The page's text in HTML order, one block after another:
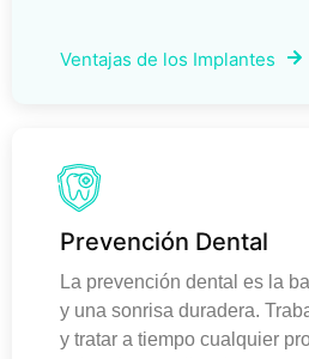
Ventajas de los Implantes
Prevención Dental
La prevención dental es la
y una sonrisa duradera.
y tratar a tiempo cualquier